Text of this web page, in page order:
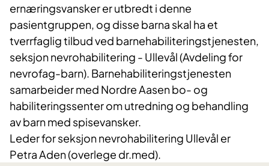
ernæringsvansker er utbredt i denne
pasientgruppen, og disse barna skal ha et
tverrfaglig tilbud ved barnehabiliteringstjenesten,
seksjon nevrohabilitering - Ullevål (Avdeling for
nevrofag-barn). Barnehabiliteringstjenesten
samarbeider med Nordre Aasen bo- og
habiliteringssenter om utredning og behandling
av barn med spisevansker.
Leder for seksjon nevrohabilitering Ullevål er
Petra Aden (overlege dr.med)​.